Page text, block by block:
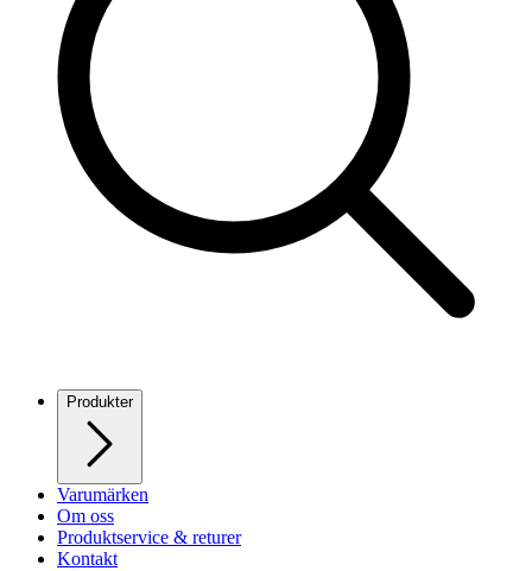
Produkter
Varumärken
Om oss
Produktservice & returer
Kontakt